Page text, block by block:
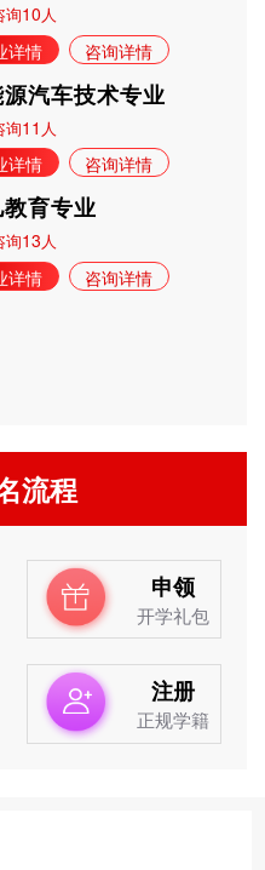
询10人
详情 咨询详情
汽车技术专业
询11 人
详情 咨询详情
育专业
询13人
详情 咨询详情
流程
申领
开学礼包
注册
正规学籍